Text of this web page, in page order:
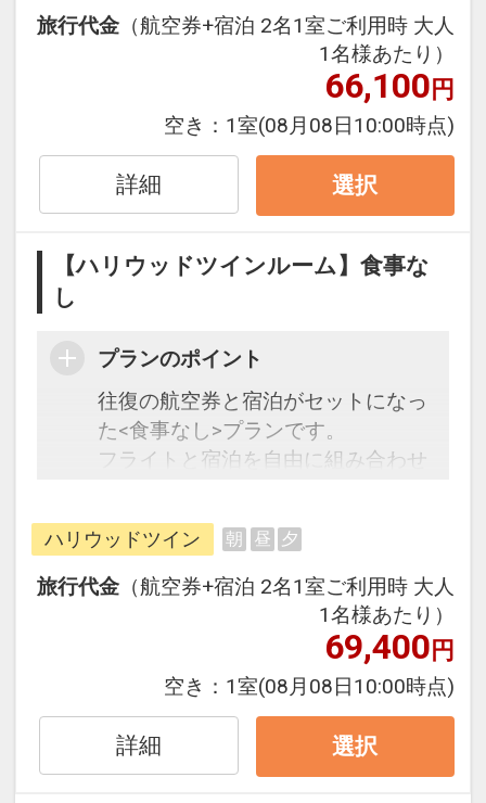
旅行期間中の1泊だけの宿泊や延
泊・飛び泊なども自由自在です。
フライトは、安心のJALまたは
（JALグループ）確約！フライトマ
イル50％貯まります。
オプションでレンタカーや現地交
通・体験プランなどの追加（同時予
約）が可能なプランもございます。
【朝食内容】
和定食・洋定食よりお選びいただけ
ます。
■時間：7：00～10：00（最終入店
9：30）
旅行代金 （航空券+宿泊 2名1室ご利用時 大人
1名様あたり）
66,100円
空き： 1室(08月08日10:00時点)
詳細 選択
【ハリウッドツインルーム】食事な
し
プランのポイント
往復の航空券と宿泊がセットになっ
た<食事なし>プランです。
フライトと宿泊を自由に組み合わせ
ら、一都市滞在はもちろん周遊旅行
にも最適！
旅行期間中の1泊だけの宿泊や延
泊・飛び泊なども自由自在です。
フライトは、安心のJALまたは
（JALグループ）確約！フライトマ
イル50％貯まります。
オプションでレンタカーや現地交
通・体験プランなどの追加（同時予
約）が可能なプランもございます。
ハリウッドツイン 朝 昼 夕
旅行代金 （航空券+宿泊 2名1室ご利用時 大人
1名様あたり）
69,400円
空き： 1室(08月08日10:00時点)
詳細 選択